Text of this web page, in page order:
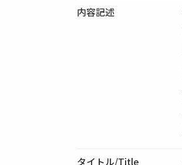
内容記述
タイトル/Title